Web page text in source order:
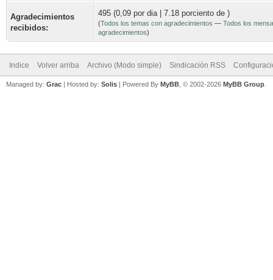
Agradecimientos
recibidos:
495 (0,09 por dia | 7.18 porciento de )
(Todos los temas con agradecimientos — Todos los
agradecimientos)
Indice Volver arriba Archivo (Modo simple) Sindicación RSS
Managed by: Grac | Hosted by: Solis | Powered By MyBB , © 2002-2026 MyBB Group